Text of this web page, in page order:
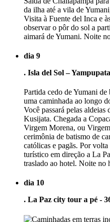
da ilha até a vila de
Visita à Fuente del Inca e
observar o pôr do sol a
aimará de Yumani. Noite
dia 9
. Isla del Sol –
Partida cedo de Yumani
uma caminhada ao longo
Você passará pelas
Kusijata. Chegada a
Virgem Morena, ou
cerimônia de batismo de
católicas e pagãs. Por
turístico em direção a La
traslado ao hotel. Noite no
dia 10
. La Paz city tour a pé -